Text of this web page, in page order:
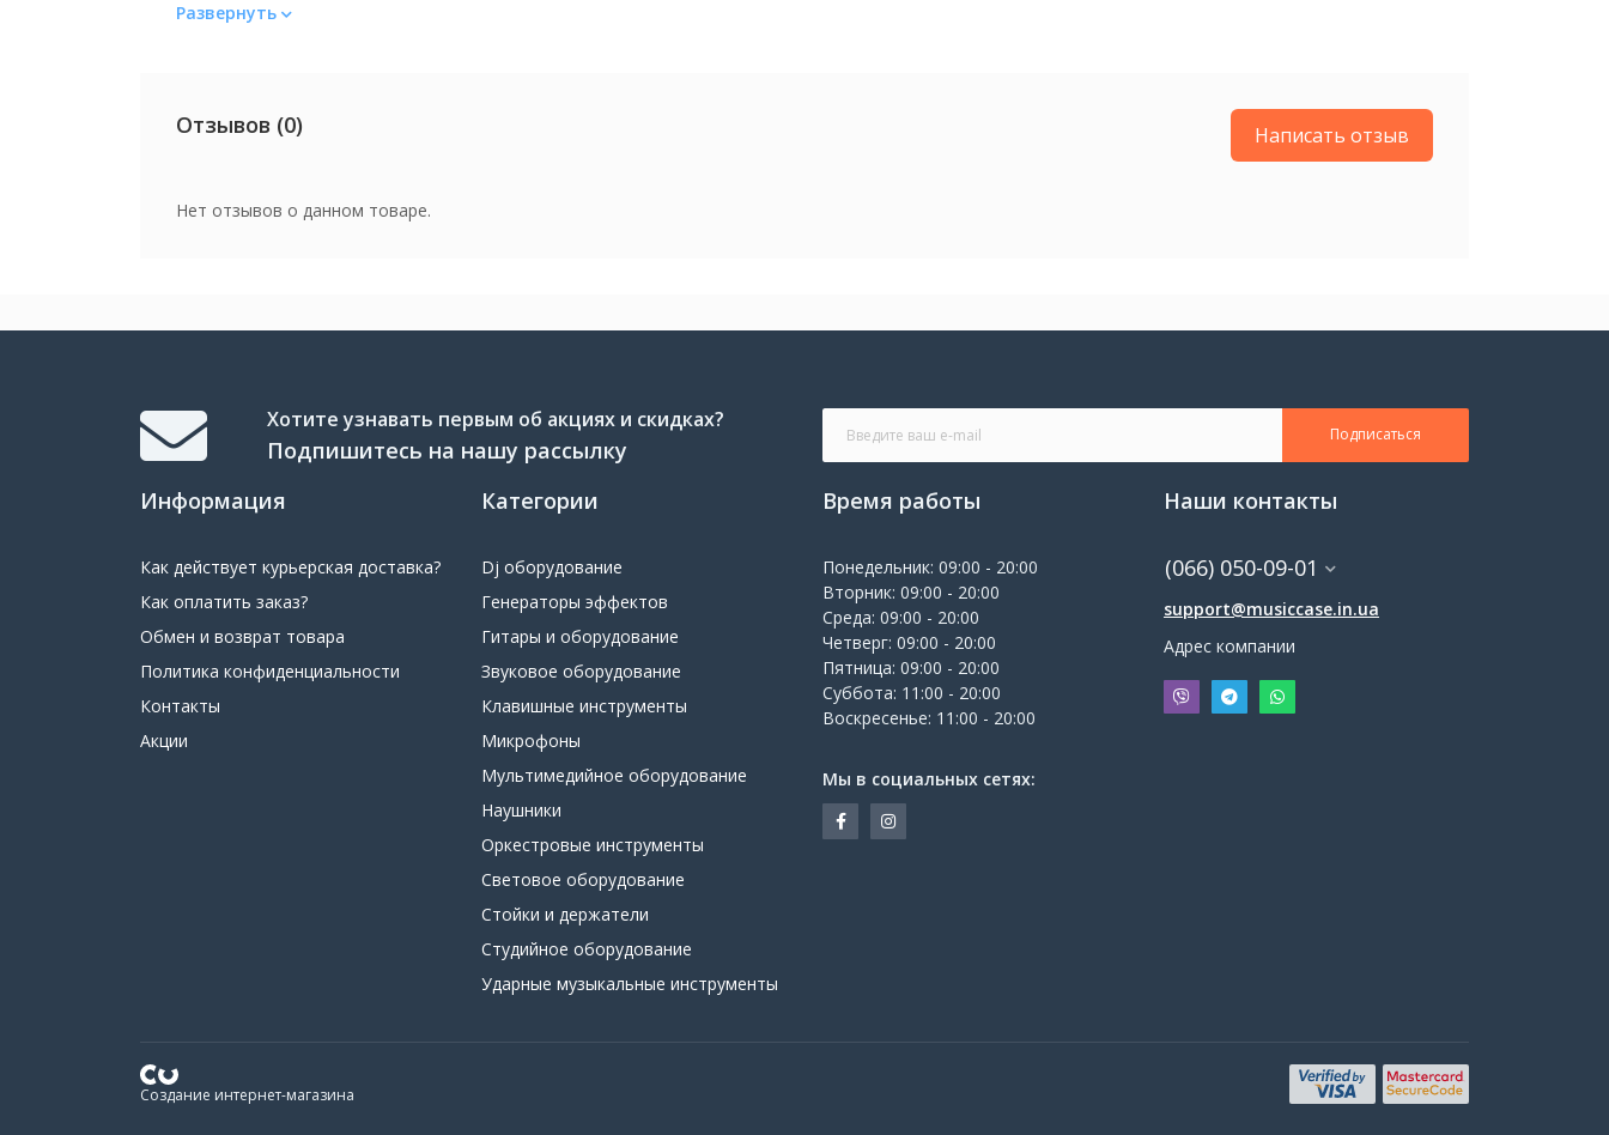
Развернуть
Отзывов (0) Написать отзыв
Нет отзывов о данном товаре.
Хотите узнавать первым об акциях и скидках?
Подпишитесь на нашу рассылку
Подписаться
Информация
Как действует курьерская доставка?
Как оплатить заказ?
Обмен и возврат товара
Политика конфиденциальности
Контакты
Акции
Категории
Dj оборудование
Генераторы эффектов
Гитары и оборудование
Звуковое оборудование
Клавишные инструменты
Микрофоны
Мультимедийное оборудование
Наушники
Оркестровые инструменты
Световое оборудование
Стойки и держатели
Студийное оборудование
Ударные музыкальные инструменты
Время работы
Понедельник: 09:00 - 20:00
Вторник: 09:00 - 20:00
Среда: 09:00 - 20:00
Четверг: 09:00 - 20:00
Пятница: 09:00 - 20:00
Суббота: 11:00 - 20:00
Воскресенье: 11:00 - 20:00
Мы в социальных сетях:
Наши контакты
(066) 050-09-01
support@musiccase.in.ua
Адрес компании
Создание интернет-магазина